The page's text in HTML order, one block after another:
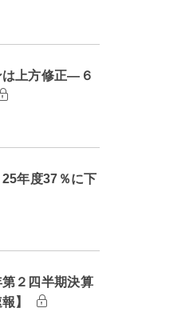
は上方修正―６
年度37％に下
２四半期決算
】